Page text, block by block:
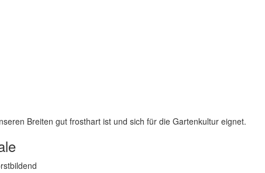
Breiten gut frosthart ist und sich für die Gartenkultur eignet.